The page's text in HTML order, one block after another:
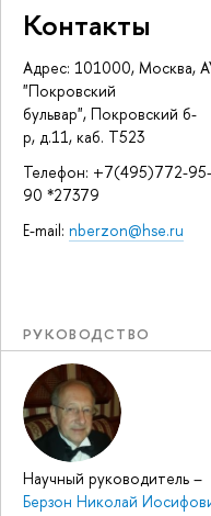
Контакты
Адрес: 101000, Москва,
"Покровский
бульвар", Покровский б-
р, д.11, каб. Т523
Телефон: +7(495)772-95-
90 *27379
E-mail: nberzon@hse.ru
РУКОВОДСТВО
Научный руководитель –
Берзон Николай